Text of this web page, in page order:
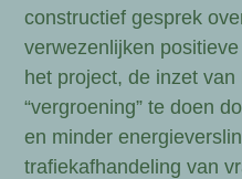
constructief gesprek
verwezenlijken
het project, de inzet van
“vergroening” te doen
en minder
trafiekafhandeling van